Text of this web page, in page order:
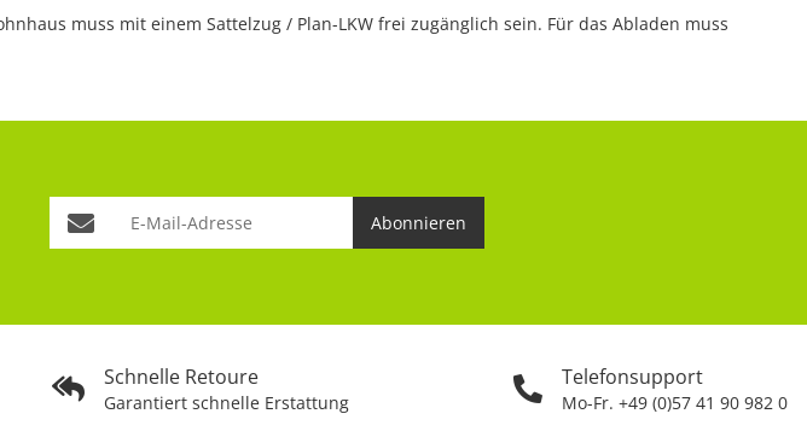
muss mit einem Sattelzug / Plan-LKW frei zugänglich sein. Für das Abladen muss
Schnelle Retoure
Garantiert schnelle Erstattung
Telefonsupport
Mo-Fr. +49 (0)57 41 90 982 0
Abonnieren